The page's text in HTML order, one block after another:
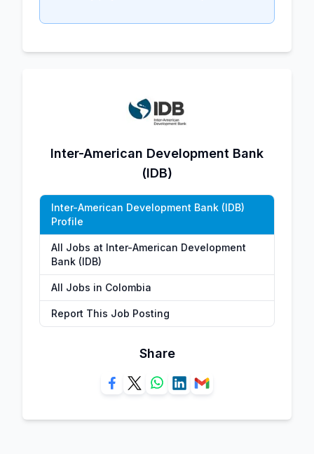
Inter-American Development Bank
(IDB)
Inter-American Development Bank (IDB)
Profile
All Jobs at Inter-American Development
Bank (IDB)
All Jobs in Colombia
Report This Job Posting
Share